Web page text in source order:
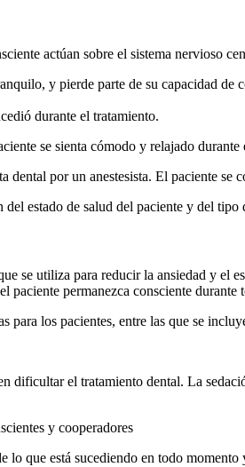
actúan sobre el sistema nervioso
y pierde parte de su capacidad de
durante el tratamiento.
se sienta cómodo y relajado
dental por un anestesista. El paciente
estado de salud del paciente y del tipo
se utiliza para reducir la ansiedad y el
paciente permanezca consciente durante
para los pacientes, entre las que se
dificultar el tratamiento dental. La
y cooperadores
lo que está sucediendo en todo